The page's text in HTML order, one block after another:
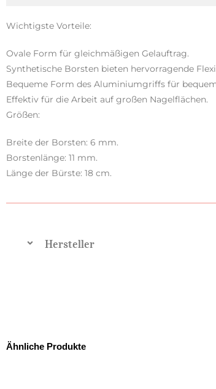
Wichtigste Vorteile:
Ovale Form für gleichmäßigen Gelauftrag.
Synthetische Borsten bieten hervorragende
Bequeme Form des Aluminiumgriffs für
Effektiv für die Arbeit auf großen Nagelflächen.
Größen:
Breite der Borsten: 6 mm.
Borstenlänge: 11 mm.
Länge der Bürste: 18 cm.
Hersteller
Ähnliche Produkte